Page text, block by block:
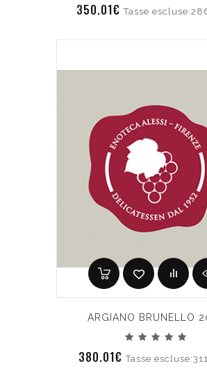
350.01€Tasse
ARGIANO BRUNELLO
380.01€Tasse